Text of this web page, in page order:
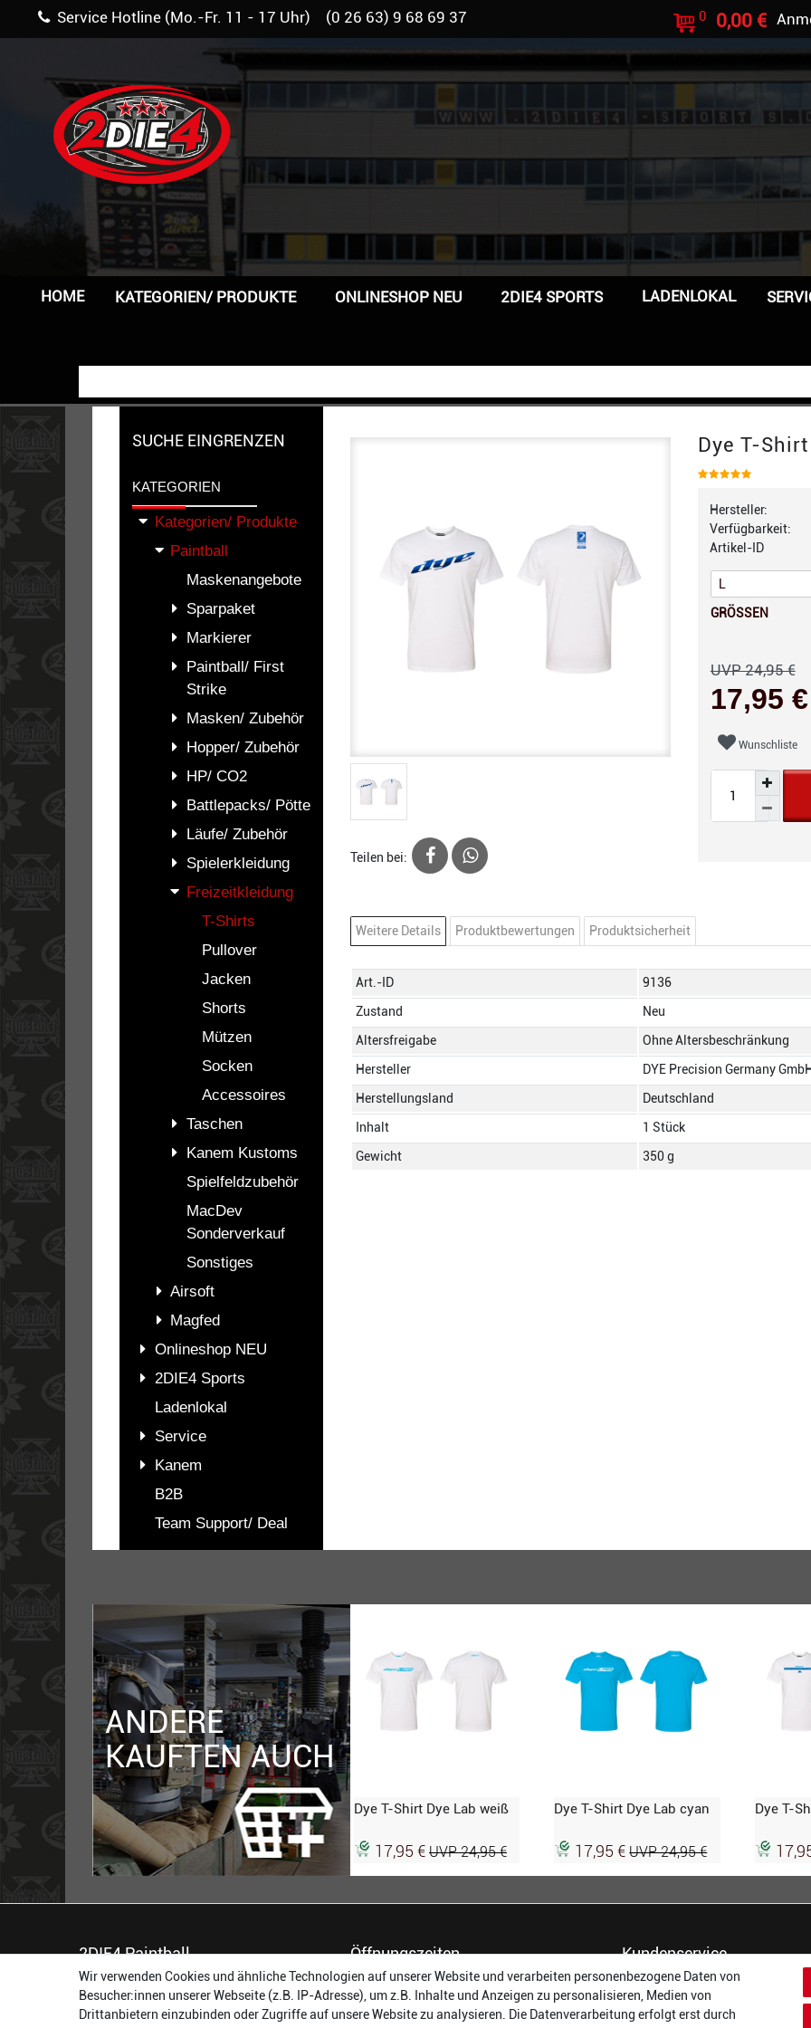
Service Hotline (Mo.-Fr. 11 - 17 Uhr) (0 26 63) 9 68 69 37 0 0,00 €
HOME KATEGORIEN/ PRODUKTE ONLINESHOP NEU 2DIE4 SPORTS LADENLOKAL
SUCHE EINGRENZEN
KATEGORIEN
Kategorien/ Produkte
Paintball
Maskenangebote
Sparpaket
Markierer
Paintball/ First
Strike
Masken/ Zubehör
Hopper/ Zubehör
HP/ CO2
Battlepacks/ Pötte
Läufe/ Zubehör
Spielerkleidung
Freizeitkleidung
T-Shirts
Pullover
Jacken
Shorts
Mützen
Socken
Accessoires
Taschen
Kanem Kustoms
Spielfeldzubehör
MacDev
Sonderverkauf
Sonstiges
Airsoft
Magfed
Onlineshop NEU
2DIE4 Sports
Ladenlokal
Service
Kanem
B2B
Team Support/ Deal
Teilen bei:
Dye T-
Hersteller:
Verfügbarkeit:
Artikel-ID
GRÖSSEN
UVP 24,95 €
17,95
Wunschliste
Weitere Details Produktbewertungen Produktsicherheit
Technisches
Merkmal
Wert
Art.-ID
9136
Zustand
Neu
Altersfreigabe
Ohne Altersbeschränkung
Hersteller
DYE Precision Germany
Herstellungsland
Deutschland
Inhalt
1 Stück
Gewicht
350 g
ZUBEHÖR
ANDERE
KAUFTEN AUCH
Dye T-Shirt Dye Lab weiß
17,95 € UVP 24,95 €
Dye T-Shirt Dye Lab cyan
17,95 €UVP 24,95 €
Dye T-
2DIE4 Paintball
56457 Westerburg
Reinhold-Ferger-Straße 26
order@2die4-sports.com
Öffnungszeiten
Montag:
14:00 - 17:00 Uhr
Dienstag:
14:00 - 17:00 Uhr
Mittwoch:
14:00 - 17:00 Uhr
Kundenservice
Dein Konto
Häufigste Fragen (FAQ)
Größentabellen
Wir verwenden Cookies und ähnliche Technologien auf unserer Website und verarbeiten personenbezogene Daten von
Besucher:innen unserer Webseite (z.B. IP-Adresse), um z.B. Inhalte und Anzeigen zu personalisieren, Medien von
Drittanbietern einzubinden oder Zugriffe auf unsere Website zu analysieren. Die Datenverarbeitung erfolgt erst durch